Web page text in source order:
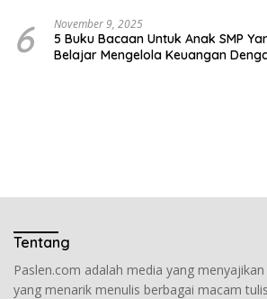
6 November 9, 2025
5 Buku Bacaan Untuk Anak SMP
Belajar Mengelola Keuangan
Tentang
Paslen.com adalah media yang
yang menarik menulis berbagai macam